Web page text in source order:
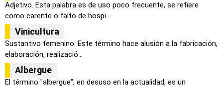
Adjetivo. Esta palabra es de uso poco frecuente, se refiere
como carente o falto de hospi...
Vinicultura
Sustantivo femenino. Este término hace alusión a la fabricación,
elaboración, realizació...
Albergue
El término "albergue", en desuso en la actualidad, es un